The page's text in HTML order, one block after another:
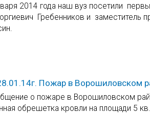
2014 года наш вуз посетили
Гребенников и заместитель
Пожар в Ворошиловском
о пожаре в Ворошиловском
обрешетка кровли на площади 5